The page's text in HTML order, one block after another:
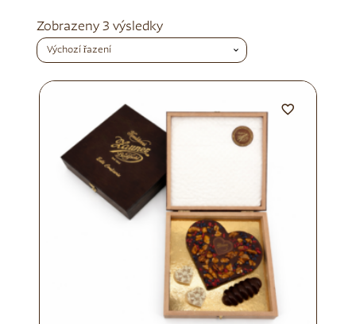
Zobrazeny 3 výsledky